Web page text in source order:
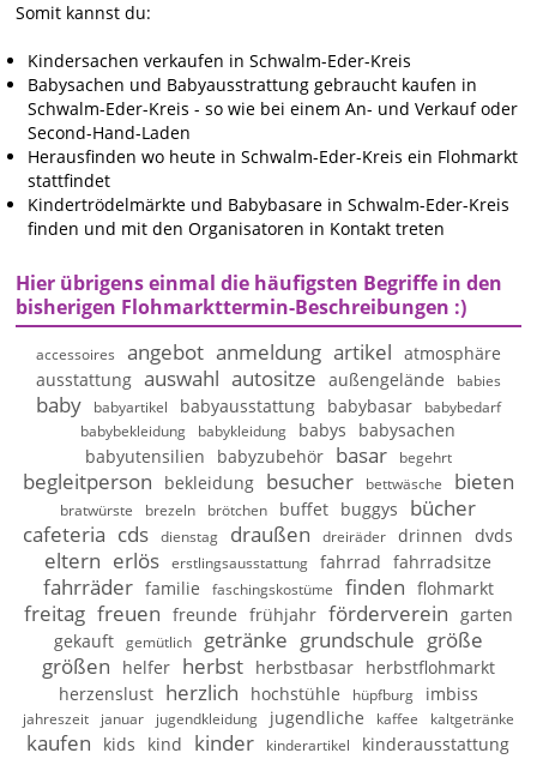
Somit kannst du:
Kindersachen verkaufen in Schwalm-Eder-Kreis
Babysachen und Babyausstrattung gebraucht kaufen in
Schwalm-Eder-Kreis - so wie bei einem An- und Verkauf oder
Second-Hand-Laden
Herausfinden wo heute in Schwalm-Eder-Kreis ein Flohmarkt
stattfindet
Kindertrödelmärkte und Babybasare in Schwalm-Eder-Kreis
finden und mit den Organisatoren in Kontakt treten
Hier übrigens einmal die häufigsten Begriffe in den
bisherigen Flohmarkttermin-Beschreibungen :)
accessoires angebot anmeldung artikel atmosphäre
ausstattung auswahl autositze außengelände babies
baby babyartikel babyausstattung babybasar
babybedarf
babybekleidung
babykleidung babys
babysachen
babyutensilien
babyzubehör basar begehrt
begleitperson bekleidung besucher bettwäsche bieten
bratwürste brezeln brötchen buffet buggys
bücher
cafeteria cds dienstag draußen dreiräder drinnen dvds
eltern erlös erstlingsausstattung fahrrad fahrradsitze
fahrräder familie faschingskostüme finden flohmarkt
freitag freuen freunde frühjahr förderverein garten
gekauft
gemütlich getränke grundschule größe
größen
helfer herbst herbstbasar herbstflohmarkt
herzenslust herzlich hochstühle hüpfburg imbiss
jahreszeit januar jugendkleidung jugendliche kaffee kaltgetränke
kaufen kids kind kinder kinderartikel kinderausstattung